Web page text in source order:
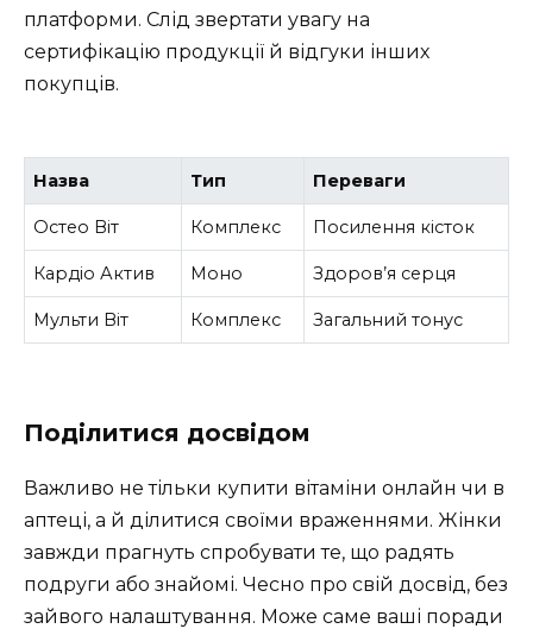
платформи. Слід звертати увагу на
сертифікацію продукції й відгуки інших
покупців.
Назва Тип Переваги
Остео Віт Комплекс Посилення кісток
Кардіо Актив Моно Здоров’я серця
Мульти Віт Комплекс Загальний тонус
Поділитися досвідом
Важливо не тільки купити вітаміни онлайн чи в
аптеці, а й ділитися своїми враженнями. Жінки
завжди прагнуть спробувати те, що радять
подруги або знайомі. Чесно про свій досвід, без
зайвого налаштування. Може саме ваші поради